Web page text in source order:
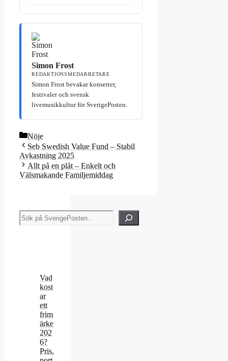
Simon Frost
REDAKTIONSMEDARBETARE
Simon Frost bevakar konserter,
festivaler och svensk
livemusikkultur för SverigePosten.
Kategorier
Nöje
Seb Swedish Value Fund – Stabil
Avkastning 2025
Allt på en plåt – Enkelt och
Välsmakande Familjemiddag
Sök
Vad
kost
ar
ett
frim
ärke
202
6?
Pris,